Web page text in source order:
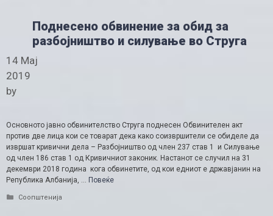
Поднесено обвинение за обид за
разбојништво и силување во Струга
14 Мај
2019
by
Основното јавно обвинителство Струга поднесен Обвинителен акт
против две лица кои се товарат дека како соизвршители се обиделе да
извршат кривични дела – Разбојништво од член 237 став 1 и Силување
од член 186 став 1 од Кривичниот законик. Настанот се случил на 31
декември 2018 година кога обвинетите, од кои едниот е државјанин на
Република Албанија, … Повеќе
Categories
Соопштенија